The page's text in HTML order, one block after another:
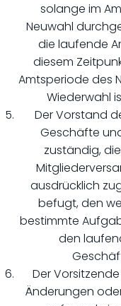
solange im
Neuwahl
die laufende
diesem
Amtsperiode des
Wiederwahl
Der Vorstand
Geschäfte
zuständig,
ausdrücklich
befugt, den
bestimmte
den
Der
Änderungen